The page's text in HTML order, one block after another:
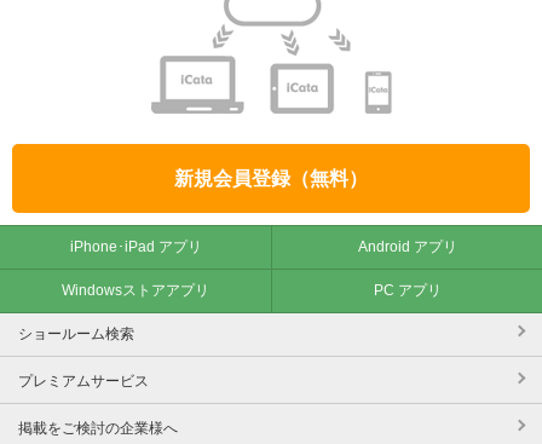
新規会員登録（無料）
iPhone･iPad アプリ Android アプリ
Windowsストアアプリ PC アプリ
ショールーム検索
プレミアムサービス
掲載をご検討の企業様へ